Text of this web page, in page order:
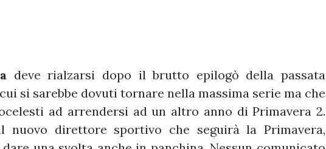
deve rialzarsi dopo il brutto epilogò della passata
si sarebbe dovuti tornare nella massima serie ma che
ad arrendersi ad un altro anno di Primavera 2.
nuovo direttore sportivo che seguirà la Primavera,